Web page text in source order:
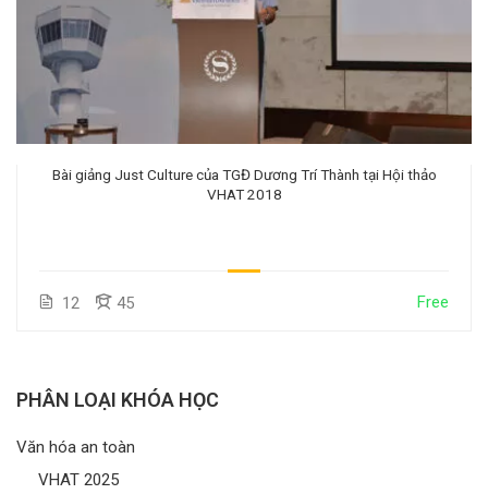
Bài giảng Just Culture của TGĐ Dương Trí Thành tại Hội thảo
VHAT 2018
12 45 Free
PHÂN LOẠI KHÓA HỌC
Văn hóa an toàn
VHAT 2025